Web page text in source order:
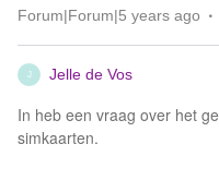
Forum|Forum|5 years ago
J Jelle de Vos
In heb een vraag over het
simkaarten.